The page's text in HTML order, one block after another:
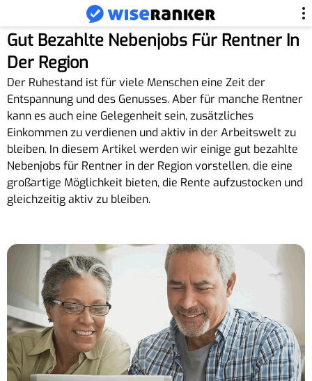
Gut Bezahlte Nebenjobs Für Rentner In
Der Region
Der Ruhestand ist für viele Menschen eine Zeit der
Entspannung und des Genusses. Aber für manche Rentner
kann es auch eine Gelegenheit sein, zusätzliches
Einkommen zu verdienen und aktiv in der Arbeitswelt zu
bleiben. In diesem Artikel werden wir einige gut bezahlte
Nebenjobs für Rentner in der Region vorstellen, die eine
großartige Möglichkeit bieten, die Rente aufzustocken und
gleichzeitig aktiv zu bleiben.